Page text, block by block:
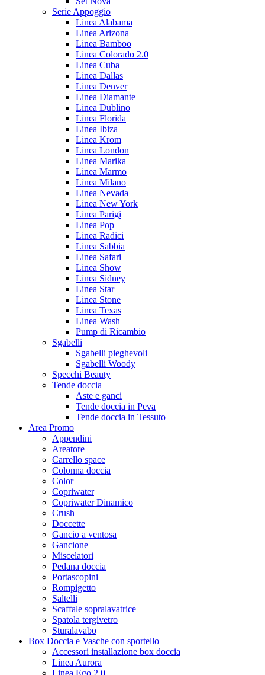
Serie Appoggio
Linea Alabama
Linea Arizona
Linea Bamboo
Linea Colorado 2.0
Linea Cuba
Linea Dallas
Linea Denver
Linea Diamante
Linea Dublino
Linea Florida
Linea Ibiza
Linea Krom
Linea London
Linea Marika
Linea Marmo
Linea Milano
Linea Nevada
Linea New York
Linea Parigi
Linea Pop
Linea Radici
Linea Sabbia
Linea Safari
Linea Show
Linea Sidney
Linea Star
Linea Stone
Linea Texas
Linea Wash
Pump di Ricambio
Sgabelli
Sgabelli pieghevoli
Sgabelli Woody
Specchi Beauty
Tende doccia
Aste e ganci
Tende doccia in Peva
Tende doccia in Tessuto
Area Promo
Appendini
Areatore
Carrello space
Colonna doccia
Color
Copriwater
Copriwater Dinamico
Crush
Doccette
Gancio a ventosa
Gancione
Miscelatori
Pedana doccia
Portascopini
Rompigetto
Saltelli
Scaffale sopralavatrice
Spatola tergivetro
Sturalavabo
Box Doccia e Vasche con sportello
Accessori installazione box doccia
Linea Aurora
Linea Ego 2.0